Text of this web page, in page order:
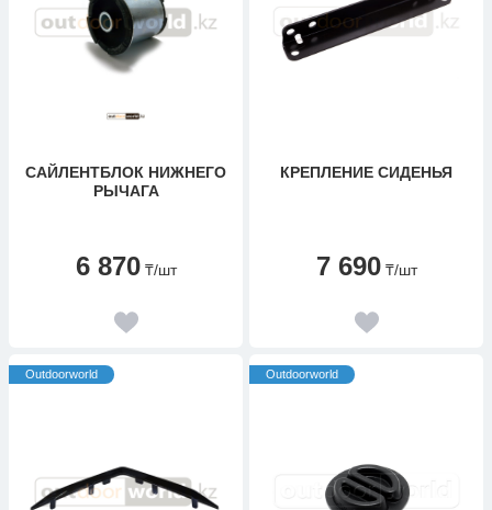
САЙЛЕНТБЛОК НИЖНЕГО
РЫЧАГА
6 870 ₸/шт
КРЕПЛЕНИЕ СИДЕНЬЯ
7 690 ₸/шт
Outdoorworld Outdoorworld